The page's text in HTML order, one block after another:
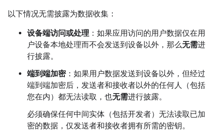
以下情况无需披露为数据收集：
设备端访问或处理：如果应用访问的用户数据仅在用
户设备本地处理而不会发送到设备以外，那么无需进
行披露。
端到端加密：如果用户数据发送到设备以外，但经过
端到端加密后，发送者和接收者以外的任何人（包括
您在内）都无法读取，也无需进行披露。
必须确保任何中间实体（包括开发者）无法读取已加
密的数据，仅发送者和接收者拥有所需的密钥。